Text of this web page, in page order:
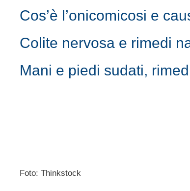
Cos’è l’onicomicosi e
Colite nervosa e rimedi
Mani e piedi sudati,
Foto: Thinkstock